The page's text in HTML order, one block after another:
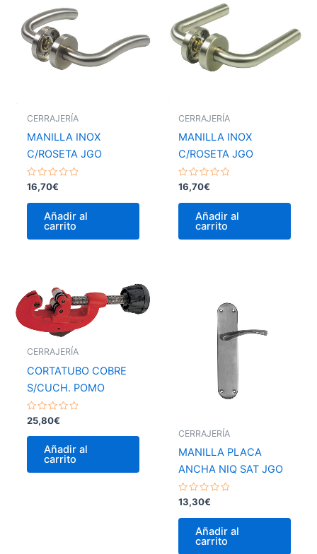
CERRAJERÍA
MANILLA INOX
C/ROSETA JGO
Valorado
con
0
16,70€
Añadir al
carrito
CERRAJERÍA
MANILLA INOX
C/ROSETA JGO
Valorado
con
0
16,70€
Añadir al
carrito
CERRAJERÍA
CORTATUBO COBRE
S/CUCH. POMO
Valorado
con
0
25,80€
Añadir al
carrito
CERRAJERÍA
MANILLA PLACA
ANCHA NIQ SAT JGO
Valorado
con
0
13,30€
Añadir al
carrito